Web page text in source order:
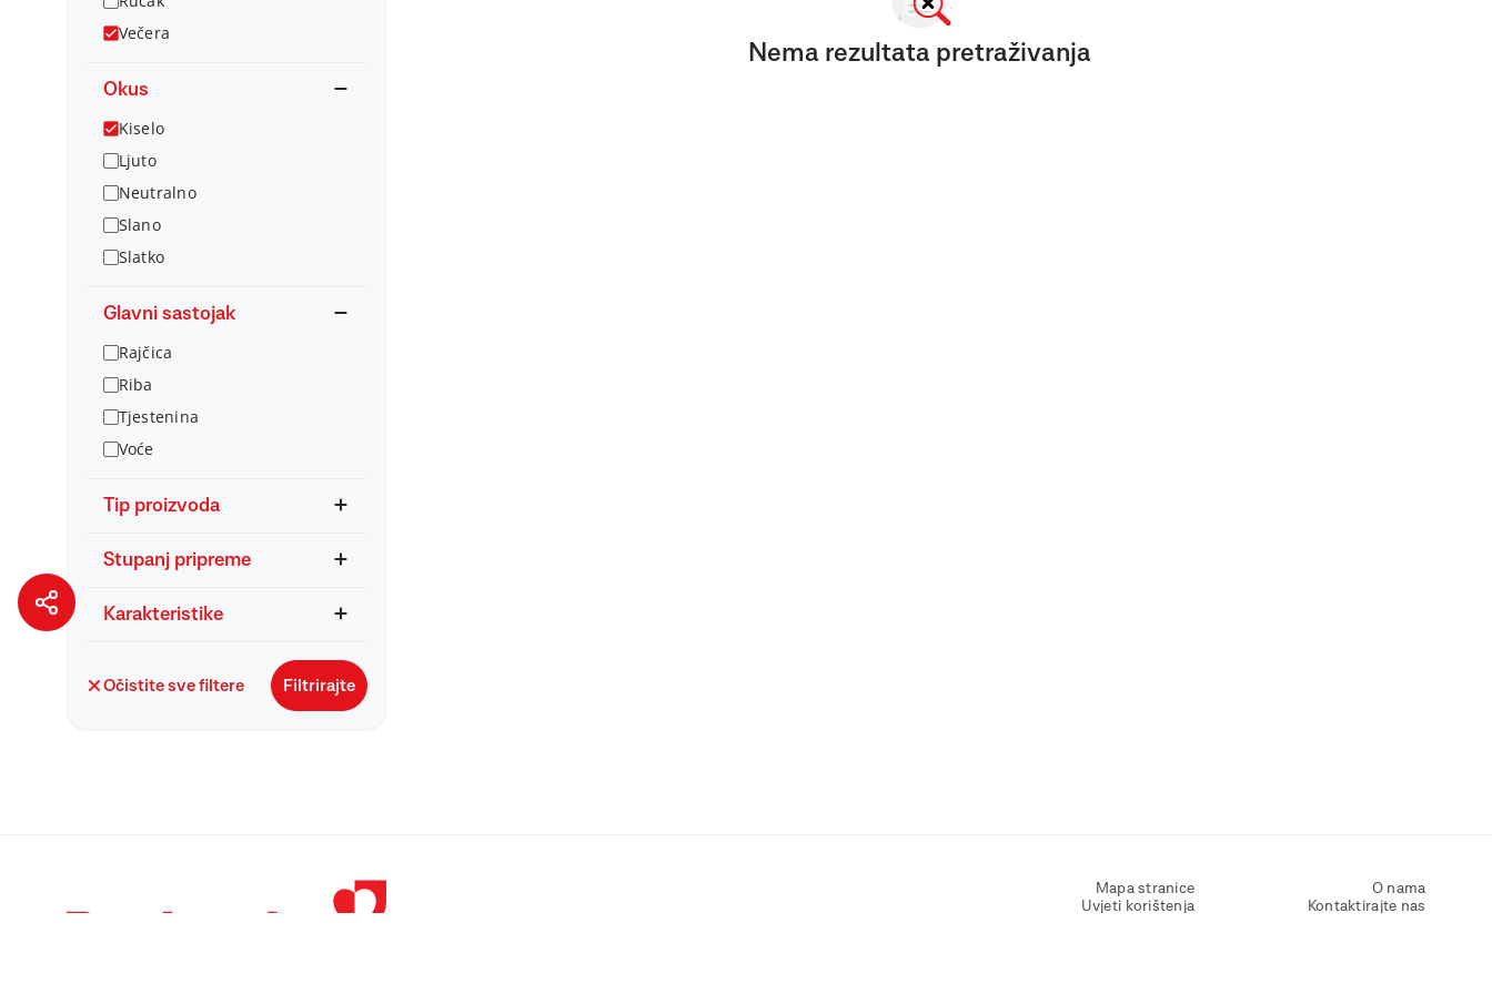
Večera
Okus
Kiselo
Ljuto
Neutralno
Slano
Slatko
Glavni sastojak
Rajčica
Riba
Tjestenina
Voće
Tip proizvoda
Stupanj pripreme
Karakteristike
Očistite sve filtere Filtrirajte
Nema rezultata pretraživanja
Mapa stranice
Uvjeti korištenja
O nama
Kontaktirajte nas